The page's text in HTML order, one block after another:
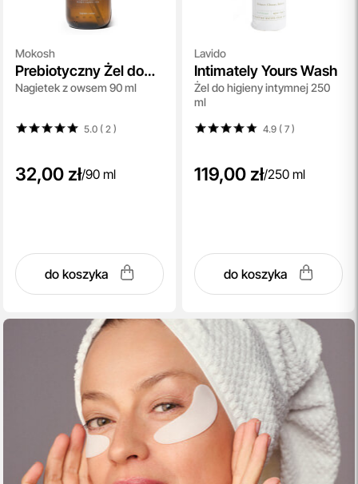
Mokosh
Prebiotyczny Żel do
Higieny Intymnej
Nagietek z owsem 90 ml
5.0 ( 2 )
32,00 zł/90 ml
do koszyka
Lavido
Intimately Yours Wash
Żel do higieny intymnej 250
ml
4.9 ( 7)
119,00 zł/250 ml
do koszyka